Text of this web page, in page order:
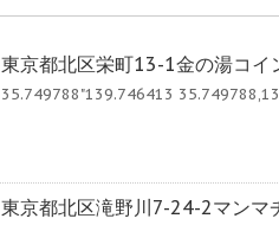
東京都北区栄町13-1金の湯コイ
35.749788"139.746413
東京都北区滝野川7-24-2マンマ